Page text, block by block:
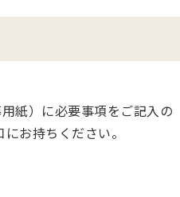
紙）に必要事項をご記入の
お持ちください。